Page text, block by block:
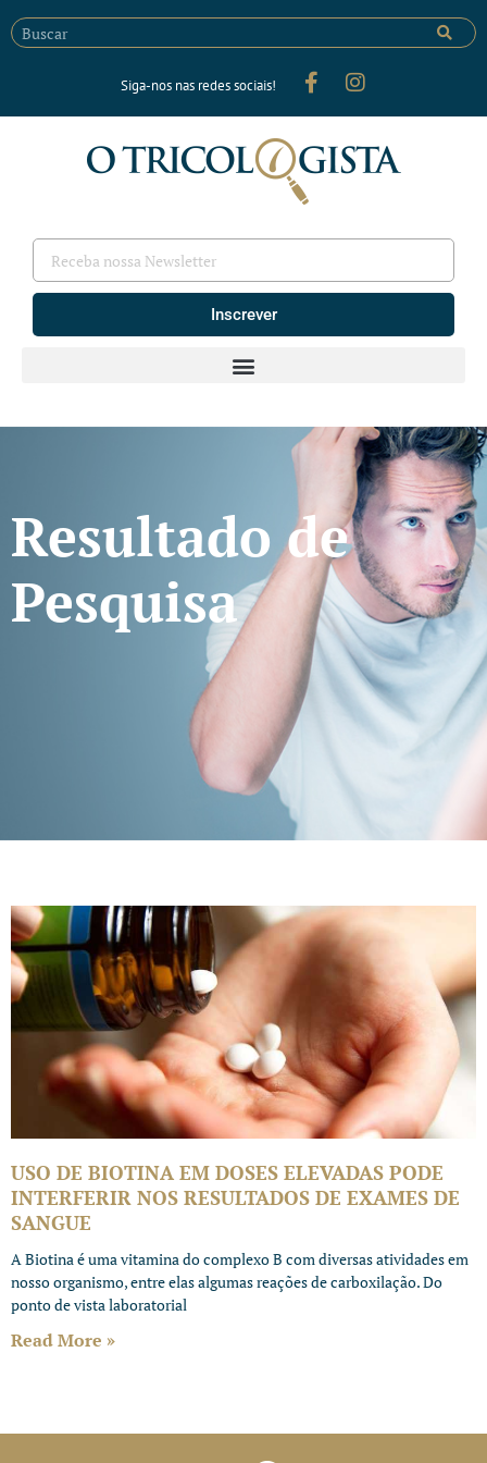
Siga-nos nas redes sociais!
Inscrever
Resultado de
Pesquisa
USO DE BIOTINA EM DOSES ELEVADAS PODE
INTERFERIR NOS RESULTADOS DE EXAMES DE
SANGUE
A Biotina é uma vitamina do complexo B com diversas atividades em
nosso organismo, entre elas algumas reações de carboxilação. Do
ponto de vista laboratorial
Read More »